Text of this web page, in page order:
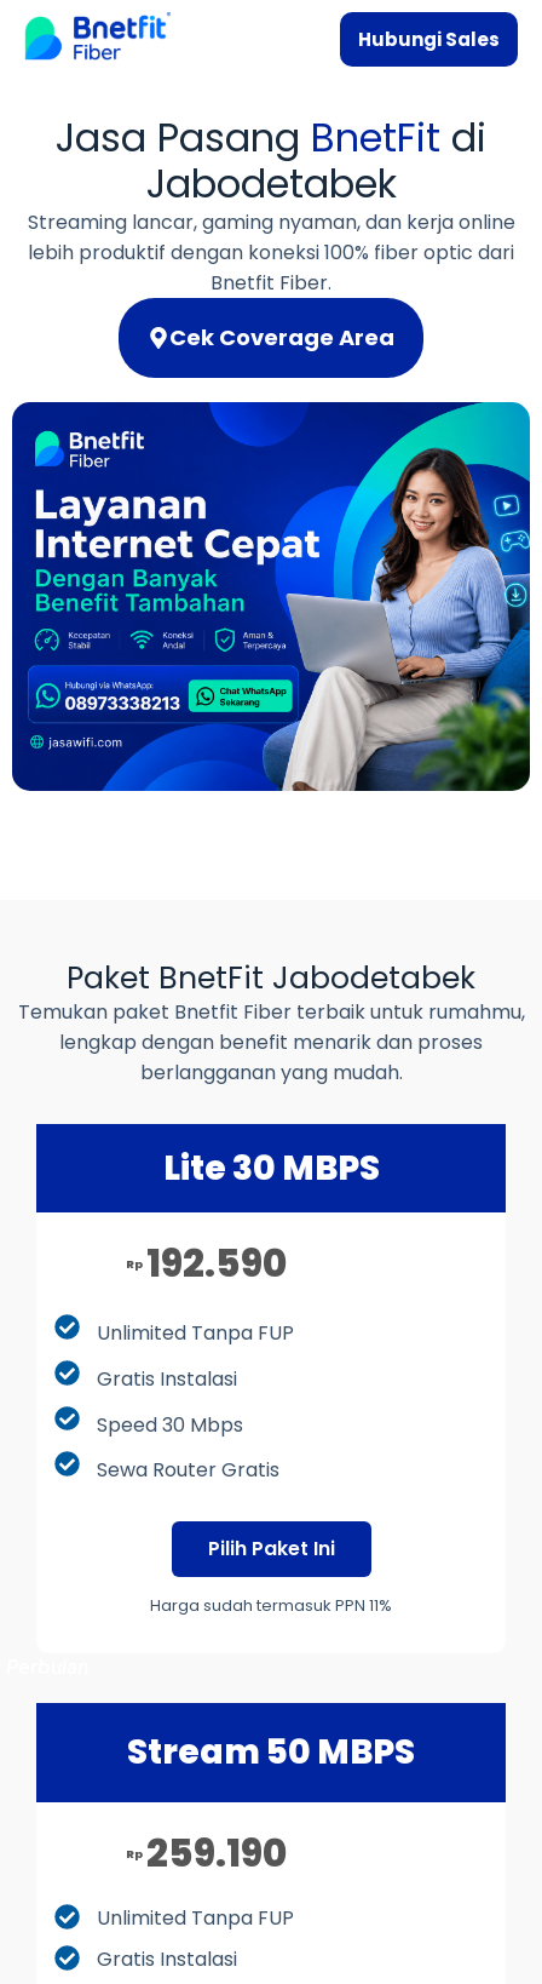
Hubungi Sales
Jasa Pasang BnetFit di
Jabodetabek
Streaming lancar, gaming nyaman, dan kerja online
lebih produktif dengan koneksi 100% fiber optic dari
Bnetfit Fiber.
Cek Coverage Area
Paket BnetFit Jabodetabek
Temukan paket Bnetfit Fiber terbaik untuk rumahmu,
lengkap dengan benefit menarik dan proses
berlangganan yang mudah.
Lite 30 MBPS
Rp 192.590
Unlimited Tanpa FUP
Gratis Instalasi
Speed 30 Mbps
Sewa Router Gratis
Pilih Paket Ini
Harga sudah termasuk PPN 11%
Stream 50 MBPS
Rp 259.190
Unlimited Tanpa FUP
Gratis Instalasi